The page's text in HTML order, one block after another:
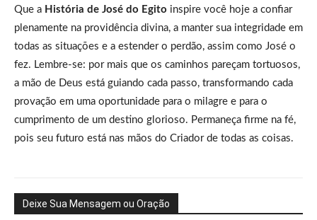
Que a História de José do Egito inspire você hoje a confiar
plenamente na providência divina, a manter sua integridade em
todas as situações e a estender o perdão, assim como José o
fez. Lembre-se: por mais que os caminhos pareçam tortuosos,
a mão de Deus está guiando cada passo, transformando cada
provação em uma oportunidade para o milagre e para o
cumprimento de um destino glorioso. Permaneça firme na fé,
pois seu futuro está nas mãos do Criador de todas as coisas.
Deixe Sua Mensagem ou Oração